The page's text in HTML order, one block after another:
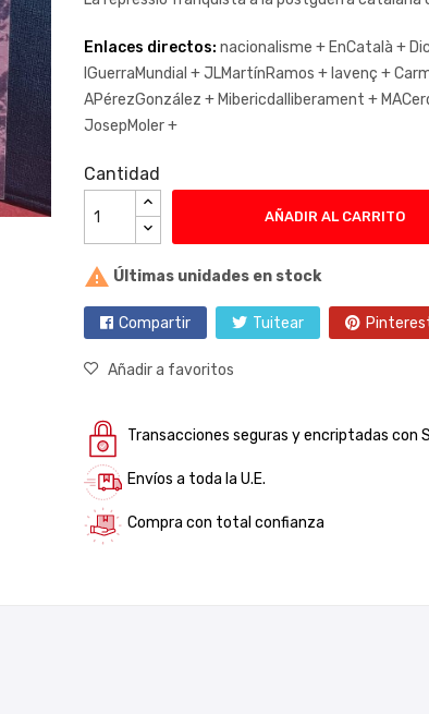
Enlaces directos: nacionalisme + EnCatalà +
IGuerraMundial +JLMartínRamos + lavenç +
APérezGonzález + Mibericdalliberament +
JosepMoler +
Cantidad
AÑADIR AL CARRITO
 Últimas unidades en stock
Compartir Tuitear
Añadir a favoritos
Transacciones seguras y encriptadas con
Envíos a toda la U.E.
Compra con total confianza